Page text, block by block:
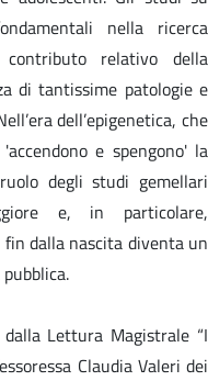
nella ricerca
relativo della
di tantissime patologie e
dell’epigenetica, che
e spengono' la
degli studi gemellari
e, in particolare,
dalla nascita diventa un
Lettura Magistrale “I
Claudia Valeri dei